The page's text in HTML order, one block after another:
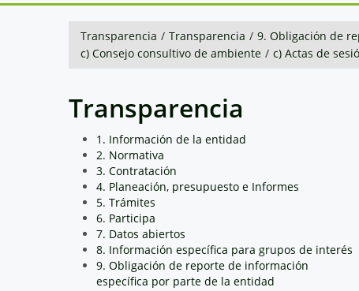
Transparencia / Transparencia / 9. Obligación de
c) Consejo consultivo de ambiente / c) Actas de
Transparencia
1. Información de la entidad
2. Normativa
3. Contratación
4. Planeación, presupuesto e Informes
5. Trámites
6. Participa
7. Datos abiertos
8. Información específica para grupos de interés
9. Obligación de reporte de información
específica por parte de la entidad